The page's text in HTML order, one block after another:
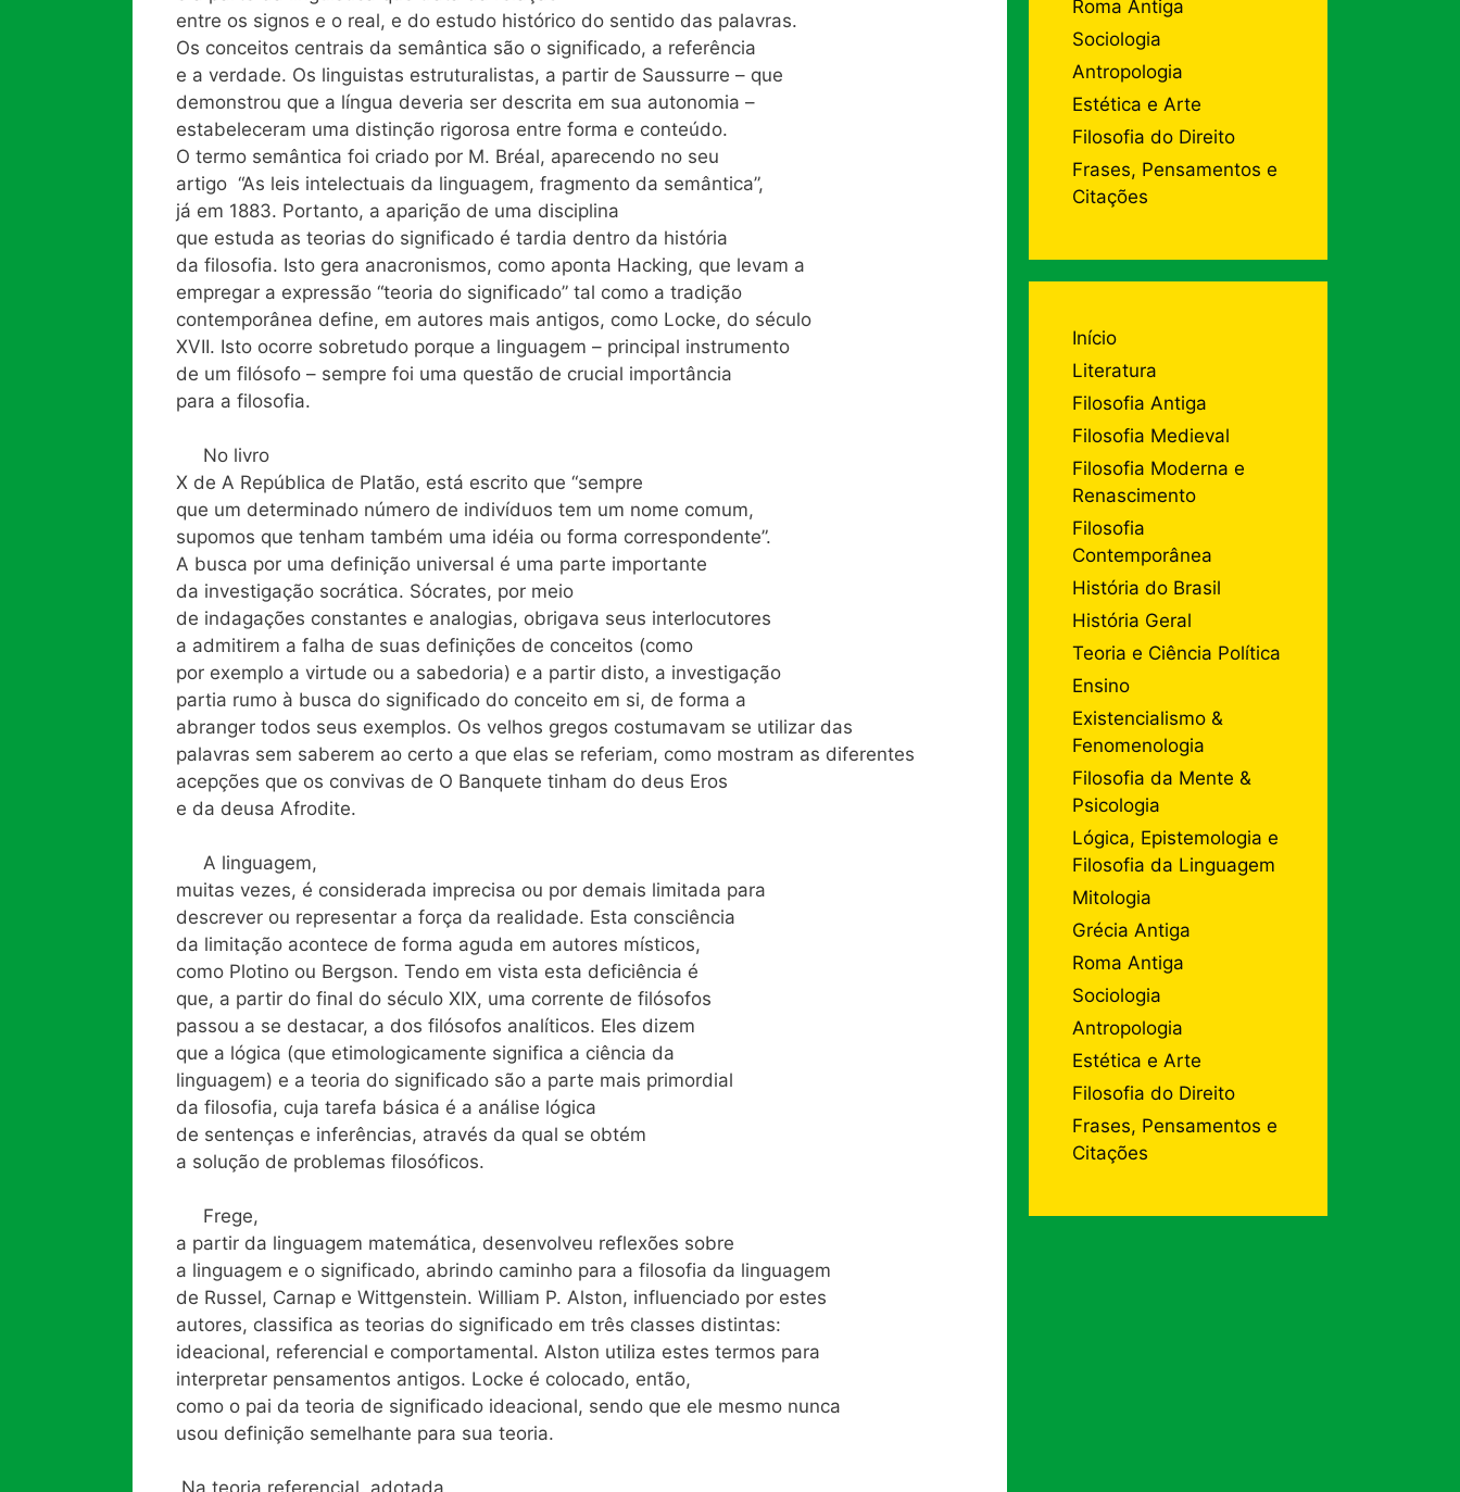
entre os signos e o real, e do estudo histórico do sentido das palavras.
Os conceitos centrais da semântica são o significado, a referência
e a verdade. Os linguistas estruturalistas, a partir de Saussurre – que
demonstrou que a língua deveria ser descrita em sua autonomia –
estabeleceram uma distinção rigorosa entre forma e conteúdo.
O termo semântica foi criado por M. Bréal, aparecendo no seu
artigo “As leis intelectuais da linguagem, fragmento da semântica”,
já em 1883. Portanto, a aparição de uma disciplina
que estuda as teorias do significado é tardia dentro da história
da filosofia. Isto gera anacronismos, como aponta Hacking, que levam a
empregar a expressão “teoria do significado” tal como a tradição
contemporânea define, em autores mais antigos, como Locke, do século
XVII. Isto ocorre sobretudo porque a linguagem – principal instrumento
de um filósofo – sempre foi uma questão de crucial importância
para a filosofia.
No livro
X de A República de Platão, está escrito que “sempre
que um determinado número de indivíduos tem um nome comum,
supomos que tenham também uma idéia ou forma correspondente”.
A busca por uma definição universal é uma parte importante
da investigação socrática. Sócrates, por meio
de indagações constantes e analogias, obrigava seus interlocutores
a admitirem a falha de suas definições de conceitos (como
por exemplo a virtude ou a sabedoria) e a partir disto, a investigação
partia rumo à busca do significado do conceito em si, de forma a
abranger todos seus exemplos. Os velhos gregos costumavam se utilizar das
palavras sem saberem ao certo a que elas se referiam, como mostram as diferentes
acepções que os convivas de O Banquete tinham do deus Eros
e da deusa Afrodite.
A linguagem,
muitas vezes, é considerada imprecisa ou por demais limitada para
descrever ou representar a força da realidade. Esta consciência
da limitação acontece de forma aguda em autores místicos,
como Plotino ou Bergson. Tendo em vista esta deficiência é
que, a partir do final do século XIX, uma corrente de filósofos
passou a se destacar, a dos filósofos analíticos. Eles dizem
que a lógica (que etimologicamente significa a ciência da
linguagem) e a teoria do significado são a parte mais primordial
da filosofia, cuja tarefa básica é a análise lógica
de sentenças e inferências, através da qual se obtém
a solução de problemas filosóficos.
Frege,
a partir da linguagem matemática, desenvolveu reflexões sobre
a linguagem e o significado, abrindo caminho para a filosofia da linguagem
de Russel, Carnap e Wittgenstein. William P. Alston, influenciado por estes
autores, classifica as teorias do significado em três classes distintas:
ideacional, referencial e comportamental. Alston utiliza estes termos para
interpretar pensamentos antigos. Locke é colocado, então,
como o pai da teoria de significado ideacional, sendo que ele mesmo nunca
usou definição semelhante para sua teoria.
Roma Antiga
Sociologia
Antropologia
Estética e Arte
Filosofia do Direito
Frases, Pensamentos e
Citações
Início
Literatura
Filosofia Antiga
Filosofia Medieval
Filosofia Moderna e
Renascimento
Filosofia
Contemporânea
História do Brasil
História Geral
Teoria e Ciência Política
Ensino
Existencialismo &
Fenomenologia
Filosofia da Mente &
Psicologia
Lógica, Epistemologia e
Filosofia da Linguagem
Mitologia
Grécia Antiga
Roma Antiga
Sociologia
Antropologia
Estética e Arte
Filosofia do Direito
Frases, Pensamentos e
Citações